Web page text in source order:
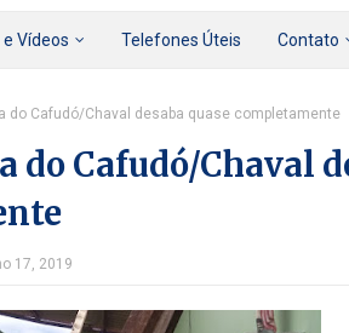
Vídeos Telefones Úteis Contato
do Cafudó/Chaval desaba quase completamente
do Cafudó/Chaval
17, 2019